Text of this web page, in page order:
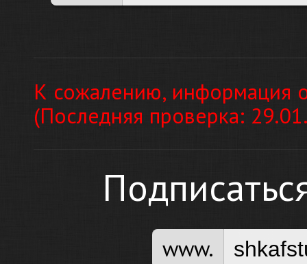
К сожалению, информация
(Последняя проверка:
www.